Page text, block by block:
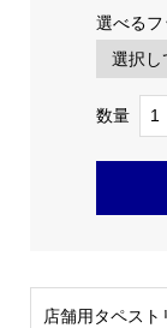
選べるフ
数量
店舗用タペスト